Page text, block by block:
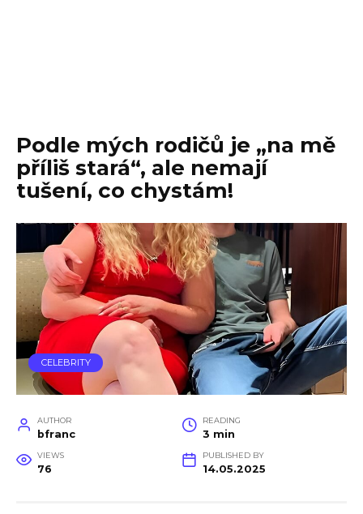
Podle mých rodičů je „na mě
příliš stará“, ale nemají
tušení, co chystám!
CELEBRITY
AUTHOR
bfranc
READING
3 min
VIEWS
76
PUBLISHED BY
14.05.2025